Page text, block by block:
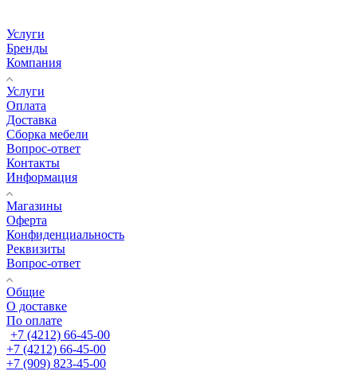
Услуги
Бренды
Компания
Услуги
Оплата
Доставка
Сборка мебели
Вопрос-ответ
Контакты
Информация
Магазины
Оферта
Конфиденциальность
Реквизиты
Вопрос-ответ
Общие
О доставке
По оплате
+7 (4212) 66-45-00
+7 (4212) 66-45-00
+7 (909) 823-45-00